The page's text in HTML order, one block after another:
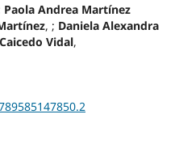
Paola Andrea Martínez
, ; Daniela Alexandra
Vidal,